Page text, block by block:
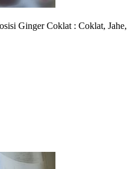
Ginger Coklat : Coklat, Jahe,